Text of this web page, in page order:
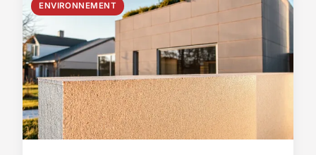
ENVIRONNEMENT